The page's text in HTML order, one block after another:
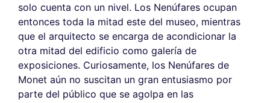
solo cuenta con un nivel. Los Nenúfares ocupan
entonces toda la mitad este del museo, mientras
que el arquitecto se encarga de acondicionar la
otra mitad del edificio como galería de
exposiciones. Curiosamente, los Nenúfares de
Monet aún no suscitan un gran entusiasmo por
parte del público que se agolpa en las